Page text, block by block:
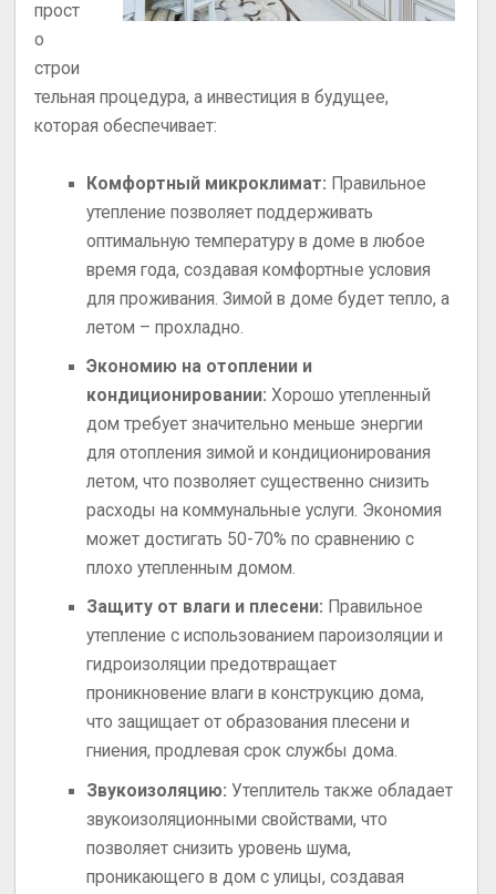
прост
о
строи
тельная процедура, а инвестиция в будущее,
которая обеспечивает:
Комфортный микроклимат: Правильное
утепление позволяет поддерживать
оптимальную температуру в доме в любое
время года, создавая комфортные условия
для проживания. Зимой в доме будет тепло, а
летом – прохладно.
Экономию на отоплении и
кондиционировании: Хорошо утепленный
дом требует значительно меньше энергии
для отопления зимой и кондиционирования
летом, что позволяет существенно снизить
расходы на коммунальные услуги. Экономия
может достигать 50-70% по сравнению с
плохо утепленным домом.
Защиту от влаги и плесени: Правильное
утепление с использованием пароизоляции и
гидроизоляции предотвращает
проникновение влаги в конструкцию дома,
что защищает от образования плесени и
гниения, продлевая срок службы дома.
Звукоизоляцию: Утеплитель также обладает
звукоизоляционными свойствами, что
позволяет снизить уровень шума,
проникающего в дом с улицы, создавая